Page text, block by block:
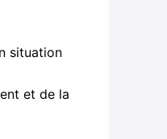
situation
et de la